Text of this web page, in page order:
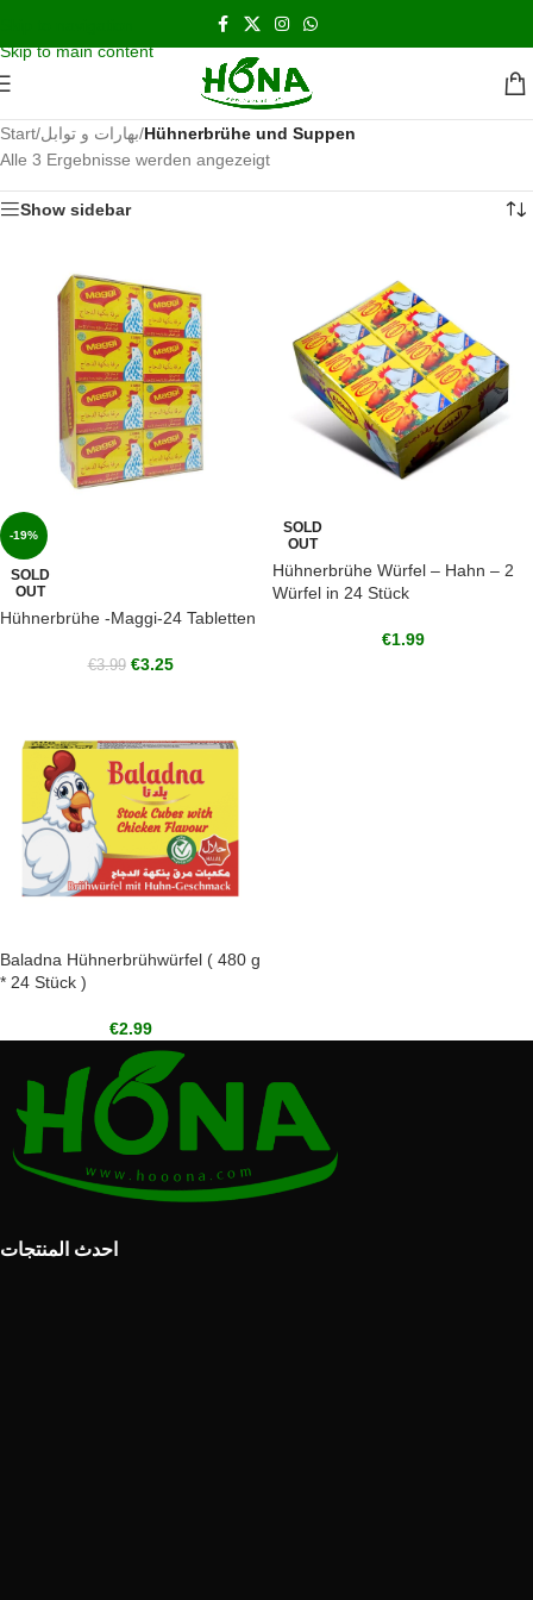
Skip to main content
اشحن مجانا و نحن بالخدمه على مدار الاسبوع
Start/بهارات و توابل/Hühnerbrühe und Suppen
Alle 3 Ergebnisse werden angezeigt
Show sidebar
-19%
SOLD
OUT
Hühnerbrühe -Maggi-24 Tabletten
€3.99 €3.25
SOLD
OUT
Hühnerbrühe Würfel – Hahn – 2
Würfel in 24 Stück
€1.99
Baladna Hühnerbrühwürfel ( 480 g
* 24 Stück )
€2.99
احدث المنتجات